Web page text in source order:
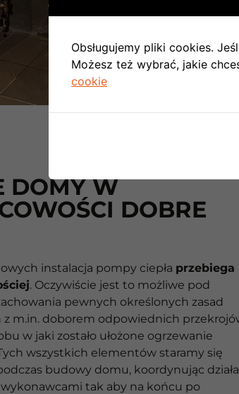
DOMY W
DOBRE
instalacja pompy ciepła przebiega
. Oczywiście jest to możliwe pod
pewnych określonych zasad
z m.in. doborem odpowiednich
w jaki zostało ułożone ogrzewanie
wszystkich elementów staramy się
budowy domu, koordynując
tak aby na końcu po
Obsługujemy pliki cookies.
Możesz też wybrać, jakie
cookie